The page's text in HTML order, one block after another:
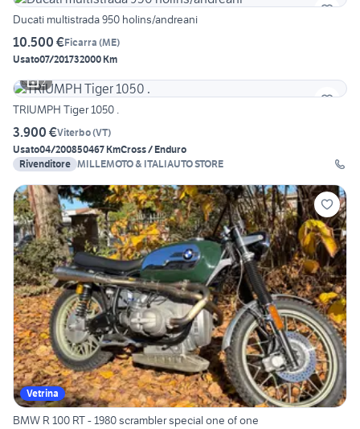
Ducati multistrada 950 holins/andreani
10.500 €Ficarra (ME)
Usato07/201732000 Km
2
TRIUMPH Tiger 1050 .
3.900 €Viterbo(VT)
Usato04/200850467 KmCross / Enduro
Rivenditore MILLEMOTO & ITALIAUTO STORE
Vetrina
BMW R 100 RT - 1980 scrambler special one of one